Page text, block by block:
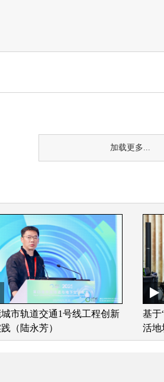
加载更多...
市轨道交通1号线工程创新
（陆永芳）
基于
活
下空